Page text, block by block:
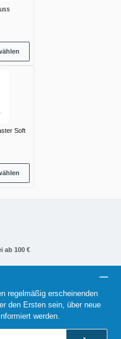
Soft
ab 100 €
regelmäßig erscheinenden
den Ersten sein, über neue
werden.